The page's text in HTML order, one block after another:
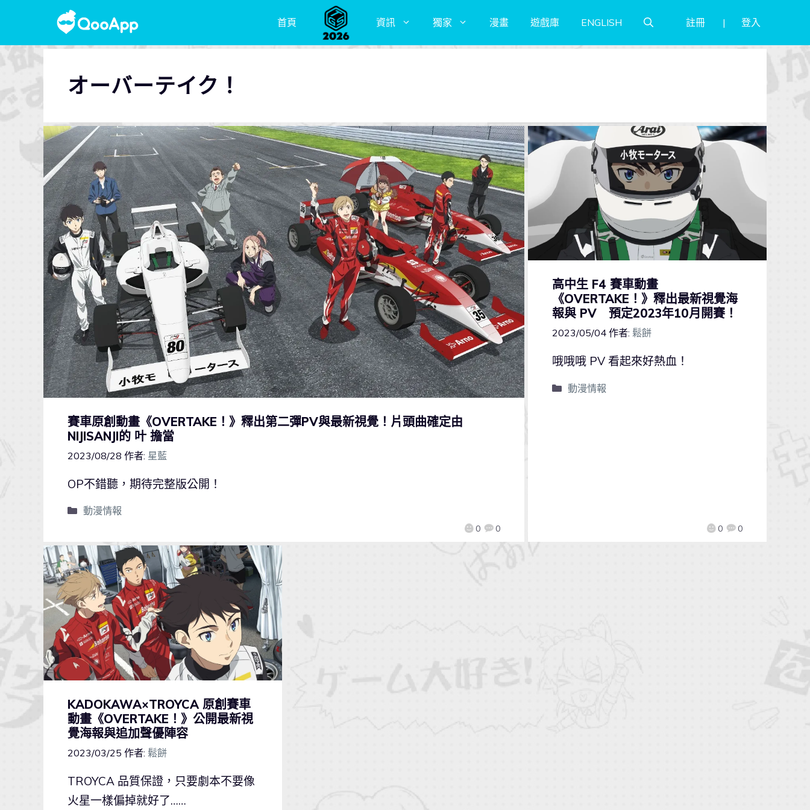
首頁 資訊 獨家 漫畫 遊戲庫 ENGLISH 註冊 登入
オーバーテイク！
賽車原創動畫《OVERTAKE！》釋出第二彈PV與最新視覺！片頭曲確定由
NIJISANJI的 叶 擔當
2023/08/28 作者: 星藍
0 0
OP不錯聽，期待完整版公開！
動漫情報
高中生 F4 賽車動畫
《OVERTAKE！》釋出最新視覺海
報與 PV 預定2023年10月開賽！
2023/05/04 作者: 鬆餅
0 0
哦哦哦 PV 看起來好熱血！
動漫情報
KADOKAWA×TROYCA 原創賽車
動畫《OVERTAKE！》公開最新視
覺海報與追加聲優陣容
2023/03/25 作者: 鬆餅
TROYCA 品質保證，只要劇本不要像
火星一樣偏掉就好了……